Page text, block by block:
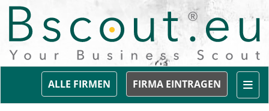
FIRMA EINTRAGEN
ALLE FIRMEN